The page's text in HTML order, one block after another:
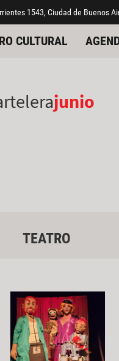
1543, Ciudad de Buenos
CULTURAL
junio
TEATRO